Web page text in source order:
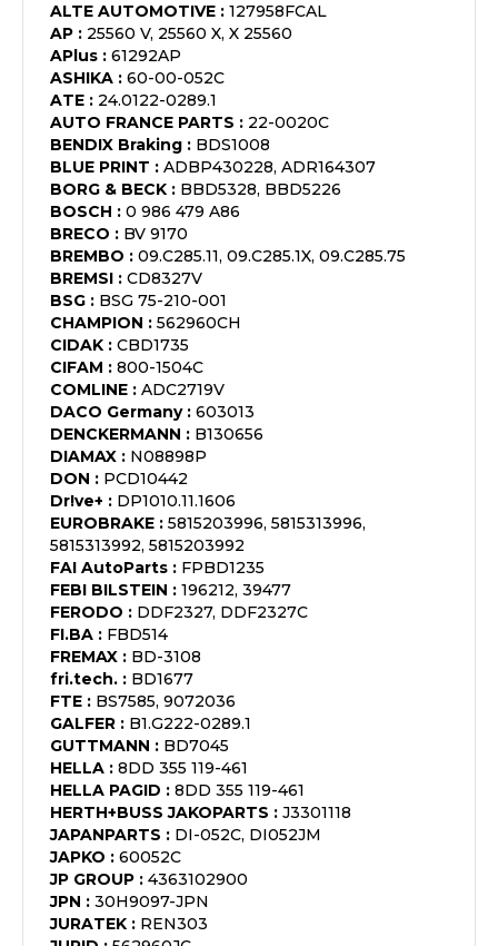
ALTE AUTOMOTIVE : 127958FCAL
AP : 25560 V, 25560 X, X 25560
APlus : 61292AP
ASHIKA : 60-00-052C
ATE : 24.0122-0289.1
AUTO FRANCE PARTS : 22-0020C
BENDIX Braking : BDS1008
BLUE PRINT : ADBP430228, ADR164307
BORG & BECK : BBD5328, BBD5226
BOSCH : 0 986 479 A86
BRECO : BV 9170
BREMBO : 09.C285.11, 09.C285.1X, 09.C285.75
BREMSI : CD8327V
BSG : BSG 75-210-001
CHAMPION : 562960CH
CIDAK : CBD1735
CIFAM : 800-1504C
COMLINE : ADC2719V
DACO Germany: 603013
DENCKERMANN : B130656
DIAMAX : N08898P
DON : PCD10442
Dr!ve+ : DP1010.11.1606
EUROBRAKE : 5815203996, 5815313996,
5815313992, 5815203992
FAI AutoParts : FPBD1235
FEBI BILSTEIN : 196212, 39477
FERODO : DDF2327, DDF2327C
FI.BA : FBD514
FREMAX : BD-3108
fri.tech. : BD1677
FTE : BS7585, 9072036
GALFER : B1.G222-0289.1
GUTTMANN : BD7045
HELLA : 8DD 355 119-461
HELLA PAGID : 8DD 355 119-461
HERTH+BUSS JAKOPARTS : J3301118
JAPANPARTS : DI-052C, DI052JM
JAPKO : 60052C
JP GROUP : 4363102900
JPN : 30H9097-JPN
JURATEK : REN303